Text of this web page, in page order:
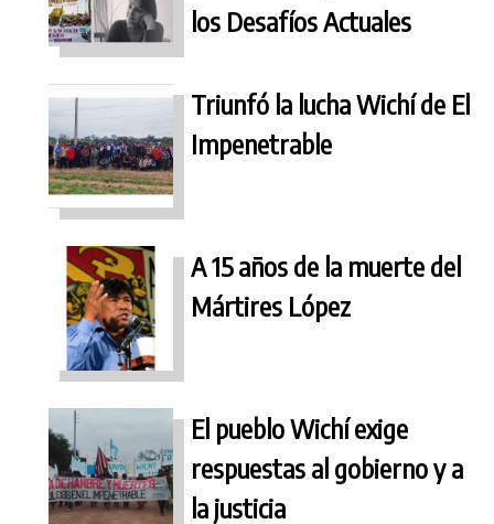
los Desafíos Actuales
Triunfó la lucha Wichí de El
Impenetrable
A 15 años de la muerte del
Mártires López
El pueblo Wichí exige
respuestas al gobierno y a
la justicia